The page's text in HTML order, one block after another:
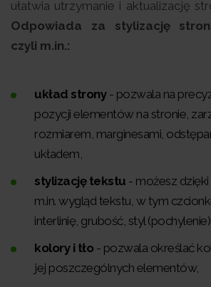
ułatwia utrzymanie i aktualizację
Odpowiada za stylizację
czyli m.in.:
układ strony- pozwala na
pozycji elementów na stronie,
rozmiarem, marginesami,
układem,
stylizację tekstu - możesz
m.in. wygląd tekstu, w tym
interlinię, grubość, styl
kolory i tło - pozwala określać
jej poszczególnych elementów,